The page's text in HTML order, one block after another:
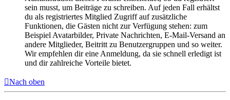
sein musst, um Beiträge zu schreiben. Auf jeden Fall erhältst
du als registriertes Mitglied Zugriff auf zusätzliche
Funktionen, die Gästen nicht zur Verfügung stehen: zum
Beispiel Avatarbilder, Private Nachrichten, E-Mail-Versand an
andere Mitglieder, Beitritt zu Benutzergruppen und so weiter.
Wir empfehlen dir eine Anmeldung, da sie schnell erledigt ist
und dir zahlreiche Vorteile bietet.
Nach oben